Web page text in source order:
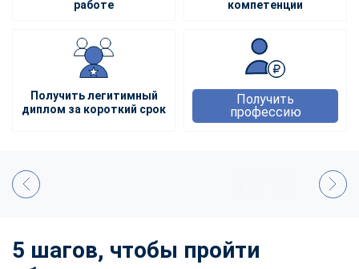
работе
компетенции
Получить легитимный
диплом за короткий срок
Получить
профессию
5 шагов, чтобы пройти